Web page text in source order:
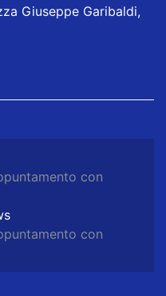
Giuseppe Garibaldi,
con
con